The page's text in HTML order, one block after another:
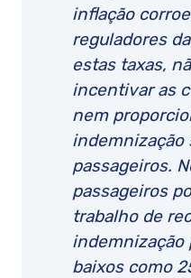
inflação
reguladores
estas taxas,
incentivar as
nem
indemnização
passageiros.
passageiros
trabalho de
indemnização
baixos como